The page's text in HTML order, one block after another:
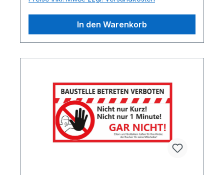
In den Warenkorb